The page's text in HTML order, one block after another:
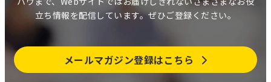
立ち情報を配信しています。ぜひご登録ください。
メールマガジン登録はこちら